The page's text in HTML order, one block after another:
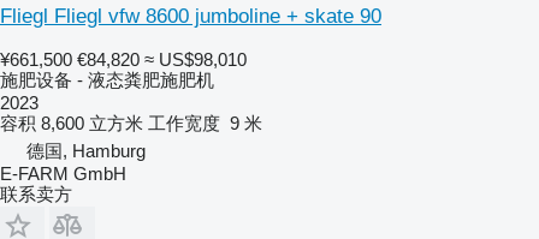
Fliegl Fliegl vfw 8600 jumboline + skate 90
¥661,500 €84,820 ≈ US$98,010
施肥设备 - 液态粪肥施肥机
2023
容积 8,600 立方米 工作宽度 9 米
德国, Hamburg
E-FARM GmbH
联系卖方